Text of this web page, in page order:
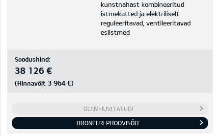
kunstnahast kombineeritud
istmekatted ja elektriliselt
reguleeritavad, ventileeritavad
esiistmed
Soodushind:
38 126 €
(Hinnavõit 3 964 €)
OLEN HUVITATUD!
BRONEERI PROOVISÕIT